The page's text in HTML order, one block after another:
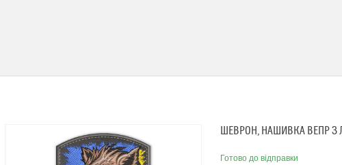
ШЕВРОН, НАШИВКА ВЕПР
Готово до відправки